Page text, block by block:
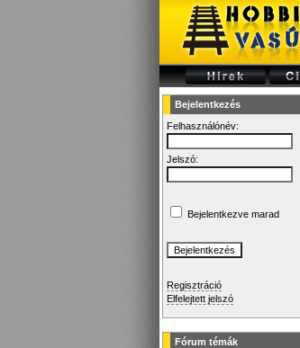
Bejelentkezés
Felhasználónév:
Jelszó:
Bejelentkezve marad
Regisztráció
Elfelejtett jelszó
Fórum témák